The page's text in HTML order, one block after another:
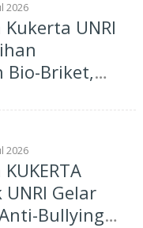
2026
UNRI
Bio-Briket,
Jadi
2026
Gelar
Bullying